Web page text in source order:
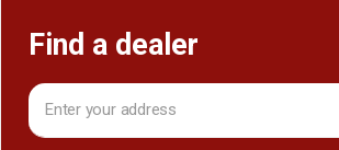
Find a dealer